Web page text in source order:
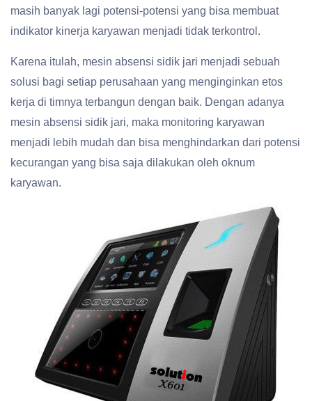
masih banyak lagi potensi-potensi yang bisa membuat
indikator kinerja karyawan menjadi tidak terkontrol.
Karena itulah, mesin absensi sidik jari menjadi sebuah
solusi bagi setiap perusahaan yang menginginkan etos
kerja di timnya terbangun dengan baik. Dengan adanya
mesin absensi sidik jari, maka monitoring karyawan
menjadi lebih mudah dan bisa menghindarkan dari potensi
kecurangan yang bisa saja dilakukan oleh oknum
karyawan.